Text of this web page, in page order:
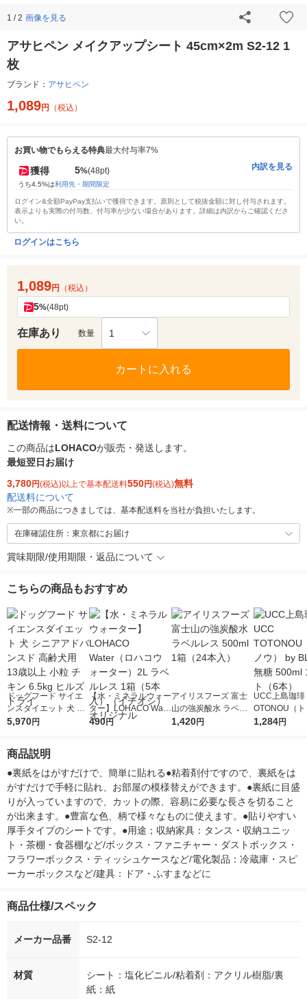
1 / 2 画像を見る
アサヒペン メイクアップシート 45cm×2m S2-12 1
枚
ブランド： アサヒペン
1,089円 （税込）
お買い物でもらえる特典最大付与率7%
獲得 5%(48pt)
うち4.5%は利用先・期間限定
内訳を見る
ログイン&全額PayPay支払いで獲得できます。原則として税抜金額に対し付与されます。
表示よりも実際の付与数、付与率が少ない場合があります。詳細は内訳からご確認くださ
い。
ログインはこちら
1,089円 （税込）
5%(48pt)
在庫あり 数量 1
カートに入れる
配送情報・送料について
この商品はLOHACOが販売・発送します。
最短翌日お届け
3,780円(税込)以上で基本配送料550円(税込)無料
配送料について
※一部の商品につきましては、基本配送料を当社が負担いたします。
在庫確認住所：東京都にお届け
賞味期限/使用期限・返品について
こちらの商品もおすすめ
ドッグフード サイエ
ンスダイエット 犬 シ
ニアアドバンスド 高
ドライ
5,970円
【水・ミネラルウォー
ター】LOHACO Wate
r（ロハコウォータ
490円
アイリスフーズ 富士
山の強炭酸水 ラベル
レス 500ml 1箱（24
1,420円
UCC上島珈琲
OTONOU（
ウ） by
1,284円
商品説明
●裏紙をはがすだけで、簡単に貼れる●粘着剤付ですので、裏紙をは
がすだけで手軽に貼れ、お部屋の模様替えができます。●裏紙に目盛
りが入っていますので、カットの際、容易に必要な長さを切ること
が出来ます。●豊富な色、柄で様々なものに使えます。●貼りやすい
厚手タイプのシートです。●用途；収納家具：タンス・収納ユニッ
ト・茶棚・食器棚など/ボックス・ファニチャー・ダストボックス・
フラワーボックス・ティッシュケースなど/電化製品：冷蔵庫・スピ
ーカーボックスなど/建具：ドア・ふすまなどに
商品仕様/スペック
メーカー品番 S2-12
材質
シート：塩化ビニル/粘着剤：アクリル樹脂/裏
紙：紙